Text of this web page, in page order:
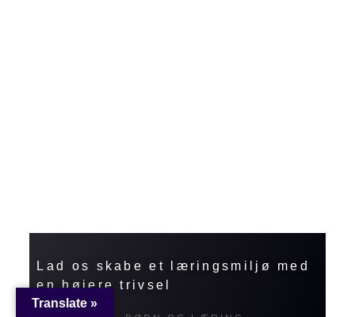
Lad os skabe et læringsmiljø med
en højere trivsel
Translate »